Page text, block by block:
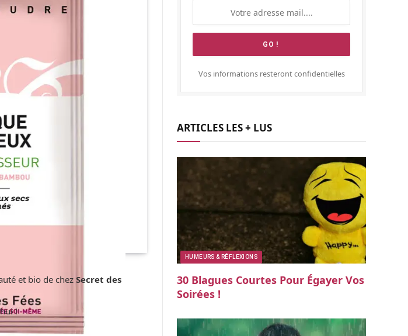
et bio de chezSecret des
!
Vos informations resteront confidentielles
ARTICLES LES + LUS
HUMEURS & RÉFLEXIONS
30 Blagues Courtes Pour Égayer Vos
Soirées !